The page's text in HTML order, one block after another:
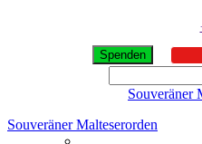
Spenden
Souveräner
Souveräner Malteserorden